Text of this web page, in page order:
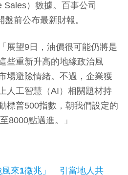
）數據。百事公司
盤前公布最新財報。
展望9日，油價很可能仍將是
些重新升高的地緣政治風
場避險情緒。不過，企業獲
人工智慧（AI）相關題材持
標普500指數，朝我們設定的
8000點邁進。」
風來1徵兆」 引當地人共